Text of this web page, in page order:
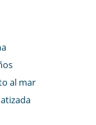
al mar